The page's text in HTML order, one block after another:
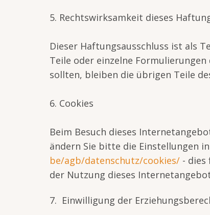
5. Rechtswirksamkeit dieses
Dieser Haftungsausschluss ist als
Teile oder einzelne
sollten, bleiben die übrigen Teile
6. Cookies
Beim Besuch dieses
ändern Sie bitte die Einstellungen
be/agb/datenschutz/cookies/ - dies
der Nutzung dieses
7. Einwilligung der